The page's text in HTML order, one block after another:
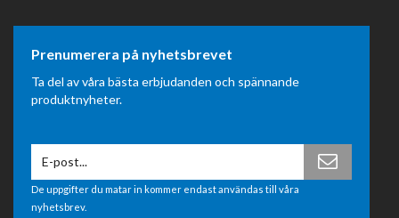
Prenumerera på nyhetsbrevet
Ta del av våra bästa erbjudanden och spännande
produktnyheter.
De uppgifter du matar in kommer endast användas till våra
nyhetsbrev.